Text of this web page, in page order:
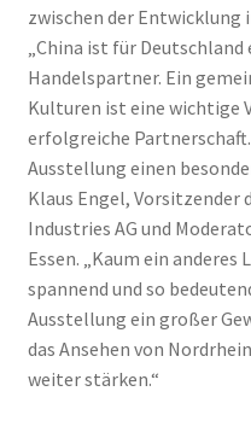
zwischen der Entwicklung
„China ist für
Handelspartner. Ein
Kulturen ist eine wichtige
erfolgreiche Partnerschaft.
Ausstellung einen
Klaus Engel, Vorsitzender
Industries AG und
Essen. „Kaum ein anderes
spannend und so
Ausstellung ein großer
das Ansehen von
weiter stärken.“